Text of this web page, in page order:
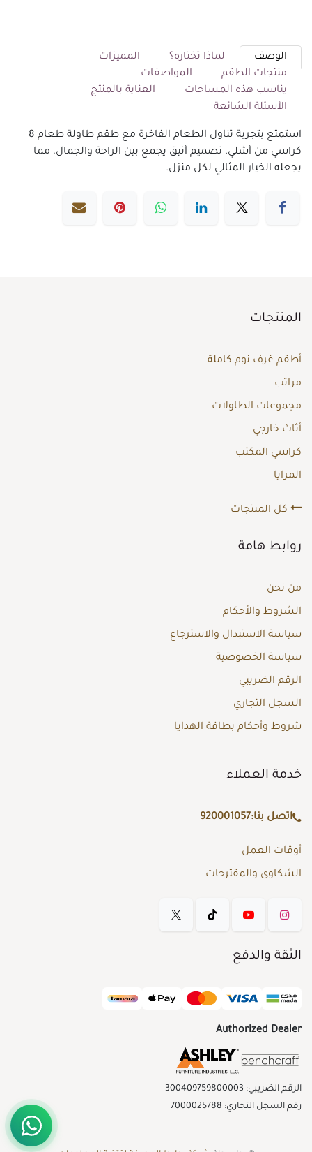
الوصف لماذا تختاره؟
المميزات
منتجات الطقم
المواصفات
يناسب هذه المساحات
العناية بالمنتج
الأسئلة الشائعة
استمتع بتجربة تناول الطعام الفاخرة مع طقم طاولة طعام 8
كراسي من أشلي. تصميم أنيق يجمع بين الراحة والجمال، مما
يجعله الخيار المثالي لكل منزل.
المنتجات
أطقم غرف نوم كاملة
مراتب
مجموعات الطاولات
أثاث خارجي
كراسي المكتب
المرايا
كل المنتجات
روابط هامة
من نحن
الشروط والأحكام
سياسة الاستبدال والاسترجاع
سياسة الخصوصية
الرقم الضريبي
السجل التجاري
شروط وأحكام بطاقة الهدايا
خدمة العملاء
اتصل بنا:920001057
أوقات العمل
الشكاوى والمقترحات
الثقة والدفع
Authorized Dealer
الرقم الضريبي: 300409759800003
رقم السجل التجاري: 7000025788